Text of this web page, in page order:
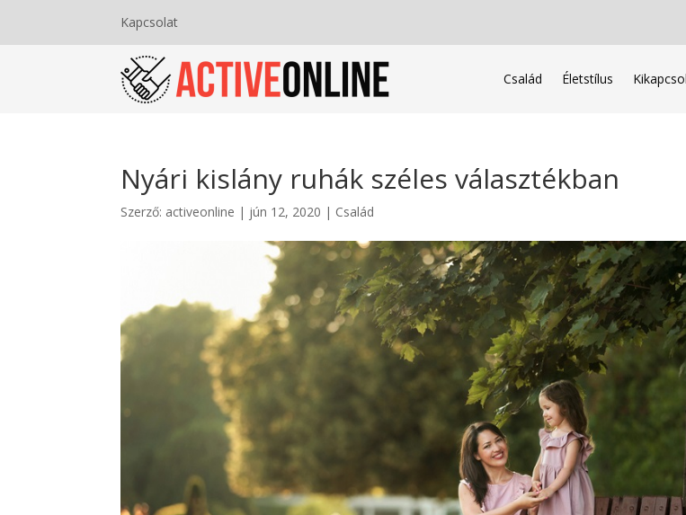
Kapcsolat
Család Életstílus
Nyári kislány ruhák széles választékban
Szerző: activeonline | jún 12, 2020 | Család